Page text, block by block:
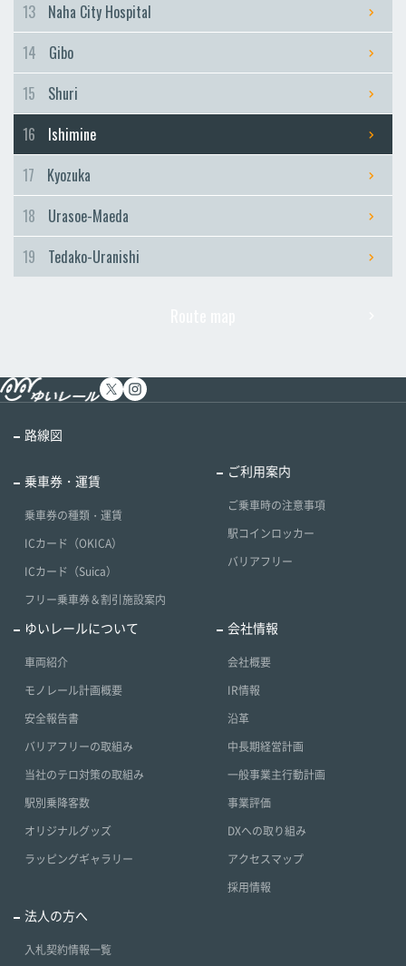
Tedako-Uranishi
Kyozuka
13
Naha City Hospital
14
Gibo
15
Shuri
16
Ishimine
17
Kyozuka
18
Urasoe-Maeda
19
Tedako-Uranishi
路線図
乗車券・運賃
乗車券の種類・運賃
ICカード（OKICA）
ICカード（Suica）
フリー乗車券＆割引施設案内
ご利用案内
ご乗車時の注意事項
駅コインロッカー
バリアフリー
ゆいレールについて
車両紹介
モノレール計画概要
安全報告書
バリアフリーの取組み
当社のテロ対策の取組み
駅別乗降客数
オリジナルグッズ
ラッピングギャラリー
会社情報
会社概要
IR情報
沿革
中長期経営計画
一般事業主行動計画
事業評価
DXへの取り組み
アクセスマップ
採用情報
法人の方へ
入札契約情報一覧